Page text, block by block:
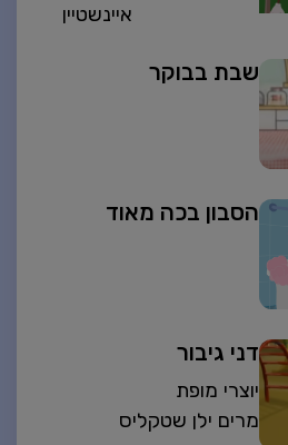
איינשטיין
שבת בבוקר
הסבון בכה מאוד
דני גיבור
יוצרי מופת
מרים ילן שטקליס